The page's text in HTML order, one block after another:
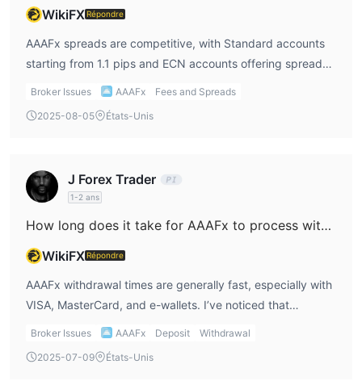
importants (avec un dépôt minimum de $5,000) sont éligibles
WikiFX Répondre
AAAFx spreads are competitive, with Standard accounts
starting from 1.1 pips and ECN accounts offering spreads
as low as 0.0 pips. I find that the ECN account is great for
for the commission of $2.5 per side. For me, AAAFx
Broker Issues AAAFx
Fees and Spreads
2025-08-05
États-Unis
J Forex Trader
1-2 ans
How long does it take for AAAFx to process withdrawals?
WikiFX Répondre
AAAFx withdrawal times are generally fast, especially with
VISA, MasterCard, and e-wallets. I’ve noticed that
withdrawals are usually processed within 12 hours, which
times for each method when I use AAAFx login to ensure
Broker Issues AAAFx Deposit
Withdrawal
2025-07-09
États-Unis